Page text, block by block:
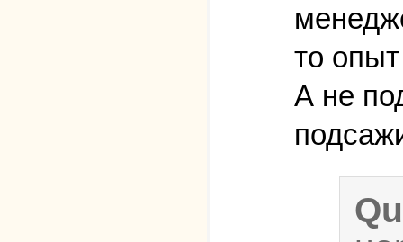
то
А не